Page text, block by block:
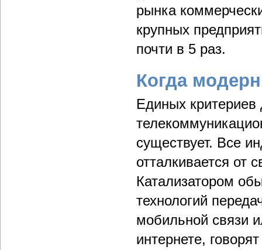
рынка
крупных
почти в 5 раз.
Когда
Единых
существует. Все
отталкивается от
Катализатором
технологий
мобильной связи
интернете,